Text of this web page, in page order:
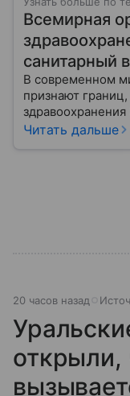
Всемирная
санитарный
В современном
признают
координатором
миллиардов
Читать дальше
20 часов назад
открыли,